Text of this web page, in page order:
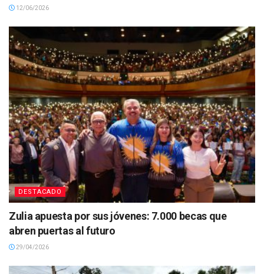
12/06/2026
DESTACADO
Zulia apuesta por sus jóvenes: 7.000 becas que
abren puertas al futuro
29/04/2026